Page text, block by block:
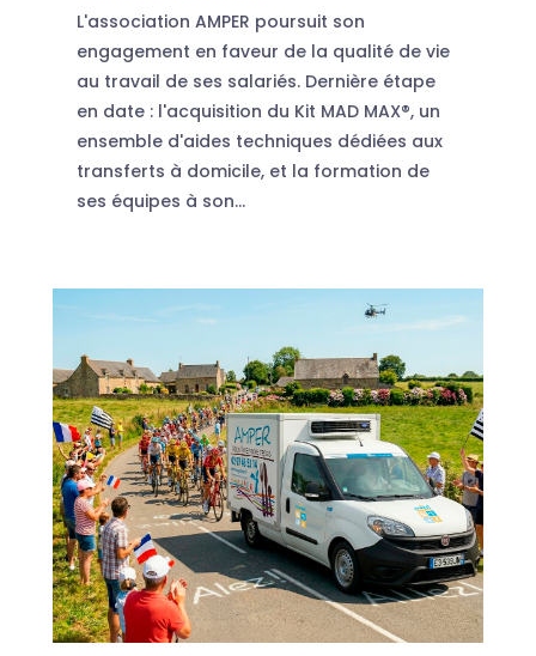
L'association AMPER poursuit son
engagement en faveur de la qualité de vie
au travail de ses salariés. Dernière étape
en date : l'acquisition du Kit MAD MAX®, un
ensemble d'aides techniques dédiées aux
transferts à domicile, et la formation de
ses équipes à son...